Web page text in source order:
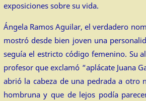
exposiciones sobre su vida.
Ángela Ramos Aguilar, el verdadero
mostró desde bien joven una
seguía el estricto código femenino. Su
profesor que exclamó “aplácate Juana
abrió la cabeza de una pedrada a otro
hombruna y que de lejos podía